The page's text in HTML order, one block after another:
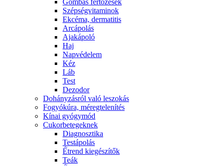
Gombás fertőzések
Szépségvitaminok
Ekcéma, dermatitis
Arcápolás
Ajakápoló
Haj
Napvédelem
Kéz
Láb
Test
Dezodor
Dohányzásról való leszokás
Fogyókúra, méregtelenítés
Kínai gyógymód
Cukorbetegeknek
Diagnosztika
Testápolás
É́trend kiegészítők
Teák